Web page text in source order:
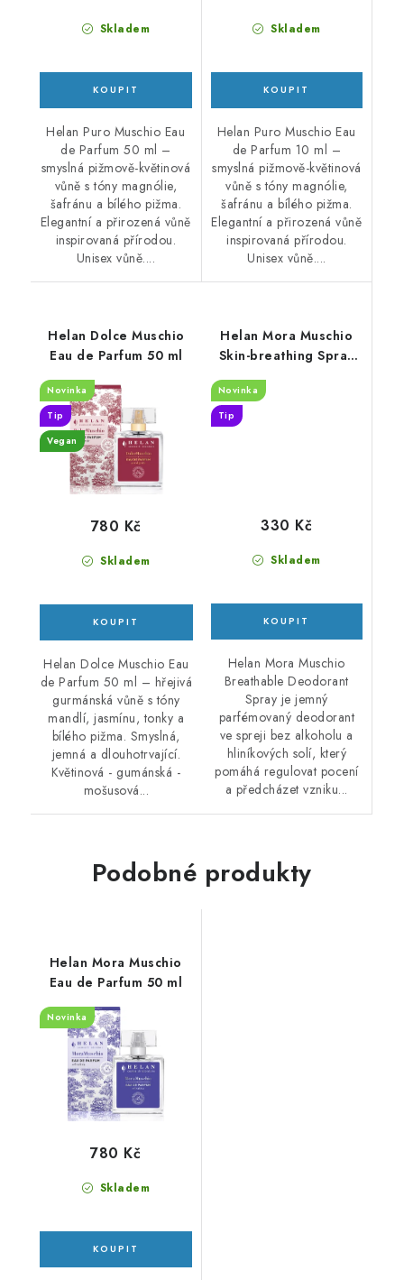
Skladem
Helan Puro Muschio Eau
de Parfum 50 ml –
smyslná pižmově-květinová
vůně s tóny magnólie,
šafránu a bílého pižma.
Elegantní a přirozená vůně
inspirovaná přírodou.
Unisex vůně....
Skladem
Helan Puro Muschio Eau
de Parfum 10 ml –
smyslná pižmově-květinová
vůně s tóny magnólie,
šafránu a bílého pižma.
Elegantní a přirozená vůně
inspirovaná přírodou.
Unisex vůně....
Helan Dolce Muschio
Eau de Parfum 50 ml
Novinka
Tip
Vegan
Skladem
780 Kč
Helan Dolce Muschio Eau
de Parfum 50 ml – hřejivá
gurmánská vůně s tóny
mandlí, jasmínu, tonky a
bílého pižma. Smyslná,
jemná a dlouhotrvající.
Květinová - gumánská -
mošusová...
Helan Mora Muschio
Skin-breathing Spray
Novinka
Tip
Skladem
330 Kč
Helan Mora Muschio
Breathable Deodorant
Spray je jemný
parfémovaný deodorant
ve spreji bez alkoholu a
hliníkových solí, který
pomáhá regulovat pocení
a předcházet vzniku...
Podobné produkty
Helan Mora Muschio
Eau de Parfum 50 ml
Novinka
Skladem
780 Kč